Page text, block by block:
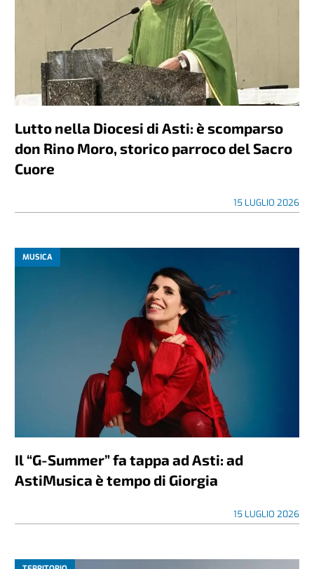
Lutto nella Diocesi di Asti: è scomparso
don Rino Moro, storico parroco del Sacro
Cuore
15 LUGLIO 2026
MUSICA
Il “G-Summer” fa tappa ad Asti: ad
AstiMusica è tempo di Giorgia
15 LUGLIO 2026